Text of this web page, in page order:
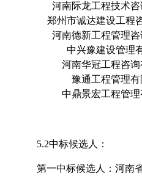
河南际龙工程技术咨
郑州市诚达建设工程
河南德新工程管理咨
中兴豫建设管理
河南华冠工程咨询
豫通工程管理有
中鼎景宏工程管理
5.2中标候选人：
第一中标候选人： 河南